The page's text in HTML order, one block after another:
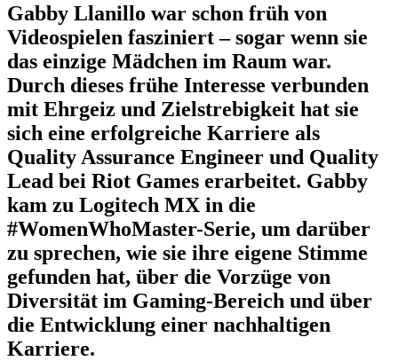
Gabby Llanillo war schon früh von
Videospielen fasziniert – sogar wenn sie
das einzige Mädchen im Raum war.
Durch dieses frühe Interesse verbunden
mit Ehrgeiz und Zielstrebigkeit hat sie
sich eine erfolgreiche Karriere als
Quality Assurance Engineer und Quality
Lead bei Riot Games erarbeitet. Gabby
kam zu Logitech MX in die
#WomenWhoMaster-Serie, um darüber
zu sprechen, wie sie ihre eigene Stimme
gefunden hat, über die Vorzüge von
Diversität im Gaming-Bereich und über
die Entwicklung einer nachhaltigen
Karriere.